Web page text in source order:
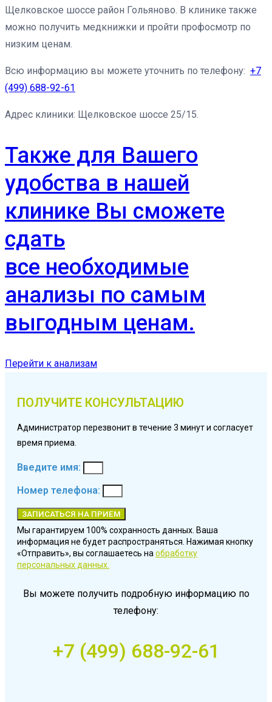
Щелковское шоссе район Гольяново. В клинике также
можно получить медкнижки и пройти профосмотр по
низким ценам.
Всю информацию вы можете уточнить по телефону: +7
(499) 688-92-61
Адрес клиники: Щелковское шоссе 25/15.
Также для Вашего
удобства в нашей
клинике Вы сможете
сдать
все необходимые
анализы по самым
выгодным ценам.
Перейти к анализам
ПОЛУЧИТЕ КОНСУЛЬТАЦИЮ
Администратор перезвонит в течение 3 минут и согласует
время приема.
Введите имя:
Номер телефона:
ЗАПИСАТЬСЯ НА ПРИЕМ
Мы гарантируем 100% сохранность данных. Ваша
информация не будет распространяться. Нажимая кнопку
«Отправить», вы соглашаетесь на обработку
персональных данных.
Вы можете получить подробную информацию по
телефону:
+7 (499) 688-92-61